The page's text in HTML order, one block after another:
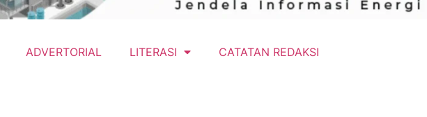
ADVERTORIAL LITERASI CATATAN REDAKSI